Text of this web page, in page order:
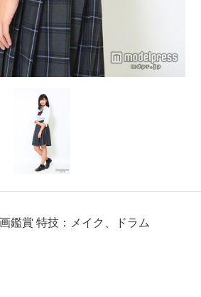
鑑賞 特技：メイク、ドラム